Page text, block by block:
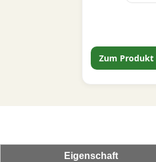
Zum Produkt
Eigenschaft